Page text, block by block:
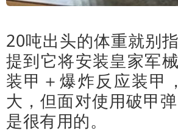
20吨出头的体重就别
提到它将安装皇家军
装甲＋爆炸反应装甲
大，但面对使用破甲
是很有用的。